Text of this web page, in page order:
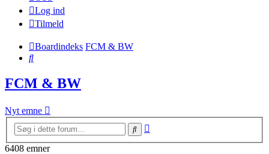
Log ind
Tilmeld
Boardindeks FCM & BW
Søg
FCM & BW
Nyt emne
Søg
6408 emner